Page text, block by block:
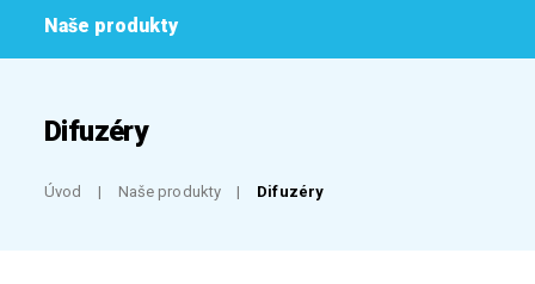
Naše produkty
Difuzéry
Úvod Naše produkty Difuzéry